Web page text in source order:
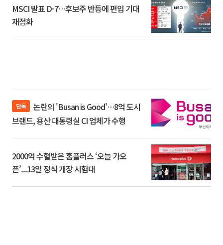
MSCI 발표 D-7…후보주 반등에 편입 기대
재점화
단독
브랜드, 용산 대통령실 CI 업체가 수행
2000억 수혈받은 홈플러스 ‘오늘 가오
픈’...13일 정식 개장 시험대